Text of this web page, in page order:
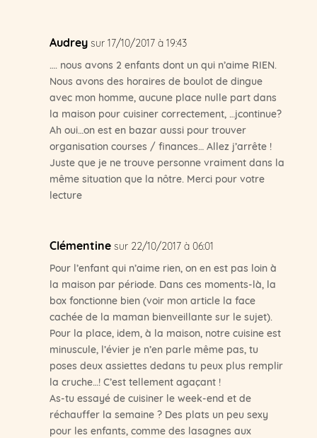
Audrey sur 17/10/2017 à 19:43
…. nous avons 2 enfants dont un qui n’aime RIEN.
Nous avons des horaires de boulot de dingue
avec mon homme, aucune place nulle part dans
la maison pour cuisiner correctement, …jcontinue?
Ah oui…on est en bazar aussi pour trouver
organisation courses / finances… Allez j’arrête !
Juste que je ne trouve personne vraiment dans la
même situation que la nôtre. Merci pour votre
lecture
Clémentine sur 22/10/2017 à 06:01
Pour l’enfant qui n’aime rien, on en est pas loin à
la maison par période. Dans ces moments-là, la
box fonctionne bien (voir mon article la face
cachée de la maman bienveillante sur le sujet).
Pour la place, idem, à la maison, notre cuisine est
minuscule, l’évier je n’en parle même pas, tu
poses deux assiettes dedans tu peux plus remplir
la cruche…! C’est tellement agaçant !
As-tu essayé de cuisiner le week-end et de
réchauffer la semaine ? Des plats un peu sexy
pour les enfants, comme des lasagnes aux